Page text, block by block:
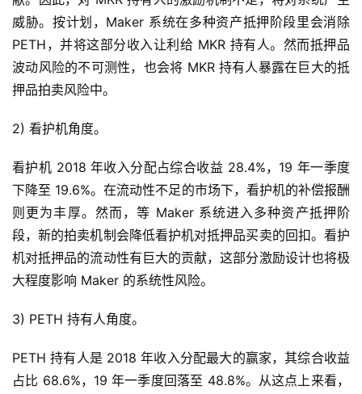
威胁。按计划，Maker 系统在多种资产抵押阶段里会消除
PETH，并将这部分收入让利给 MKR 持有人。然而抵押品
波动风险的不可测性，也会将 MKR 持有人暴露在巨大的抵
押品拍卖风险中。
2) 看护机角度。
看护机 2018 年收入分配占综合收益 28.4%，19 年一季度
下降至 19.6%。在流动性不足的市场下，看护机的补偿报酬
则更为丰厚。然而，等 Maker 系统进入多种资产抵押阶
段，新的拍卖机制会降低看护机对抵押品买卖的回扣。看护
机对抵押品的流动性有巨大的贡献，这部分激励设计也将极
大程度影响 Maker 的系统性风险。
3) PETH 持有人角度。
PETH 持有人是 2018 年收入分配最大的赢家，其综合收益
占比 68.6%，19 年一季度回落至 48.8%。从这点上来看，